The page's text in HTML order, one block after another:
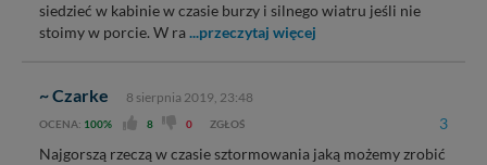
siedzieć w kabinie w czasie burzy i silnego wiatru jeśli nie
stoimy w porcie. W ra...przeczytaj więcej
~ Czarke 8 sierpnia 2019, 23:48
OCENA: 100% 8 0 ZGŁOŚ 3
Najgorszą rzeczą w czasie sztormowania jaką możemy zrobić